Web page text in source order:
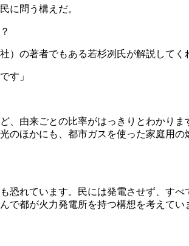
に問う構えだ。
の著者でもある若杉冽氏が解説してく
す」
、由来ごとの比率がはっきりとわかりま
のほかにも、都市ガスを使った家庭用の
恐れています。民には発電させず、すべ
都が火力発電所を持つ構想を考えてい